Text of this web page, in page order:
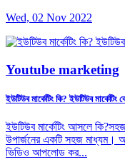
Wed, 02 Nov 2022
Youtube marketing
ইউটিউব মার্কেটিং কি? ইউটিউব মার্কেটিং
ইউটিউব মার্কেটিং আসলে
উপার্জনের একটি সহজ মাধ্যম।
ভিডিও আপলোড কর...